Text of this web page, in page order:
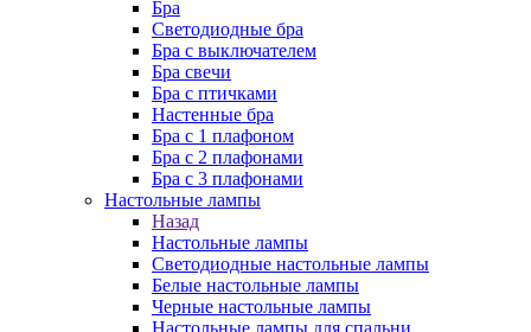
Бра
Светодиодные бра
Бра с выключателем
Бра свечи
Бра с птичками
Настенные бра
Бра с 1 плафоном
Бра с 2 плафонами
Бра с 3 плафонами
Настольные лампы
Назад
Настольные лампы
Светодиодные настольные лампы
Белые настольные лампы
Черные настольные лампы
Настольные лампы для спальни